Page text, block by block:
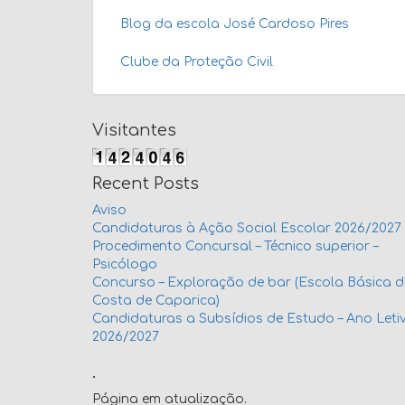
Blog da escola José Cardoso Pires
Clube da Proteção Civil
Visitantes
Recent Posts
Aviso
Candidaturas à Ação Social Escolar 2026/2027
Procedimento Concursal – Técnico superior –
Psicólogo
Concurso – Exploração de bar (Escola Básica
Costa de Caparica)
Candidaturas a Subsídios de Estudo – Ano
2026/2027
.
Página em atualização.